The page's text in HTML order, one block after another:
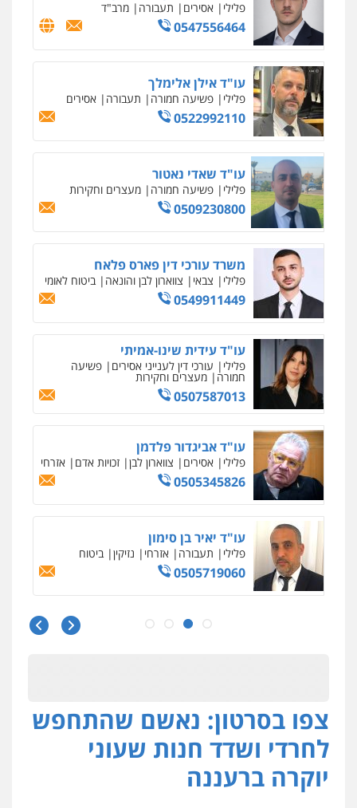
חמורה מעצרים וחקירות
0507587013
עו"ד אביגדור פלדמן
פלילי אסירים צווארון לבן זכויות אדם
0505345826
עו"ד יאיר בן סימון
פלילי תעבורה אזרחי נזיקין ביטוח
0505719060
עו"ד נס בן נתן
פלילי כלכלי פשיעה חמורה נוער
0505555110
עו"ד משה פלמור
פלילי כלכלי צווארון לבן עורכי דין לענייני
אסירים
0549732303
סלימאן אבו שעירה – משרד עורכי דין
פלילי בטחוני צבאי נזיקין
0547780927
עו"ד אסף גונן
פלילי פשע חמור תעבורה
וחקירות
0542255161
גל דהן – משרד עורך דין פלילי
מעצרים
עו"ד ראוף נג'אר
פלילי עורכי דין לענייני אסירים מעצרים
0548009246
צפו בסרטון: נאשם שהתחפש
לחרדי ושדד חנות שעוני
יוקרה ברעננה